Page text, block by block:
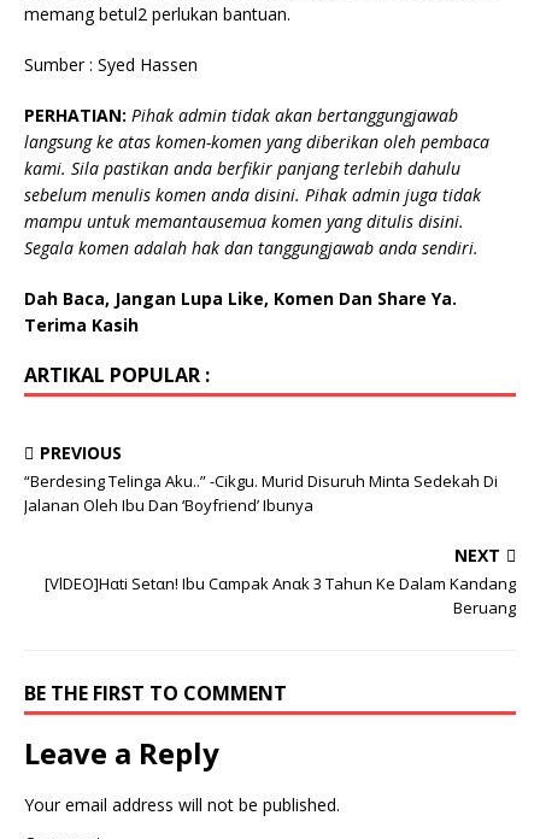
memang betul2 perlukan bantuan.
Sumber : Syed Hassen
PERHATIAN: Pihak admin tidak akan bertanggungjawab
langsung ke atas komen-komen yang diberikan oleh pembaca
kami. Sila pastikan anda berfikir panjang terlebih dahulu
sebelum menulis komen anda disini. Pihak admin juga tidak
mampu untuk memantausemua komen yang ditulis disini.
Segala komen adalah hak dan tanggungjawab anda sendiri.
Dah Baca, Jangan Lupa Like, Komen Dan Share Ya.
Terima Kasih
ARTIKAL POPULAR :
PREVIOUS
“Berdesing Telinga Aku..” -Cikgu. Murid Disuruh Minta Sedekah Di
Jalanan Oleh Ibu Dan ‘Boyfriend’ Ibunya
NEXT
[VlDEO]Hαti Setαn! Ibu Cαmpak Anαk 3 Tahun Ke Dalam Kandang
Beruang
BE THE FIRST TO COMMENT
Leave a Reply
Your email address will not be published.